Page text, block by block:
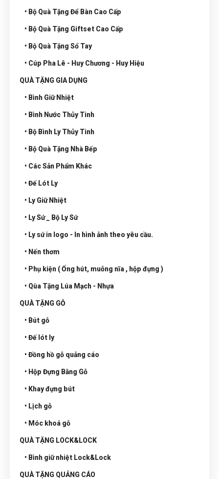
• Bộ Quà Tặng Để Bàn Cao Cấp
• Bộ Quà Tặng Giftset Cao Cấp
• Bộ Quà Tặng Sổ Tay
• Cúp Pha Lê - Huy Chương - Huy Hiệu
QUÀ TẶNG GIA DỤNG
• Bình Giữ Nhiệt
• Bình Nước Thủy Tinh
• Bộ Bình Ly Thủy Tinh
• Bộ Quà Tặng Nhà Bếp
• Các Sản Phẩm Khác
• Đế Lót Ly
• Ly Giữ Nhiệt
• Ly Sứ _ Bộ Ly Sứ
• Ly sứ in logo - In hình ảnh theo yêu cầu.
• Nến thơm
• Phụ kiện ( Ống hút, muỗng nĩa , hộp đựng )
• Qùa Tặng Lúa Mạch - Nhựa
QUÀ TẶNG GỖ
• Bút gỗ
• Đế lót ly
• Đồng hồ gỗ quảng cáo
• Hộp Đựng Bằng Gỗ
• Khay đựng bút
• Lịch gỗ
• Móc khoá gỗ
QUÀ TẶNG LOCK&LOCK
• Bình giữ nhiệt Lock&Lock
QUÀ TẶNG QUẢNG CÁO